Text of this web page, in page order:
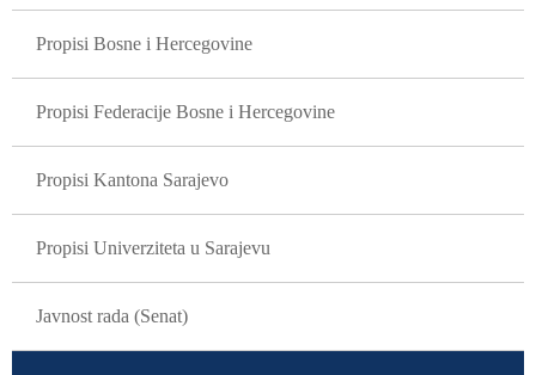
Propisi Bosne i Hercegovine
Propisi Federacije Bosne i Hercegovine
Propisi Kantona Sarajevo
Propisi Univerziteta u Sarajevu
Javnost rada (Senat)